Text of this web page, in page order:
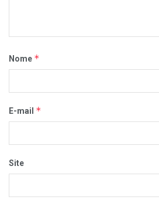
Nome *
E-mail *
Site